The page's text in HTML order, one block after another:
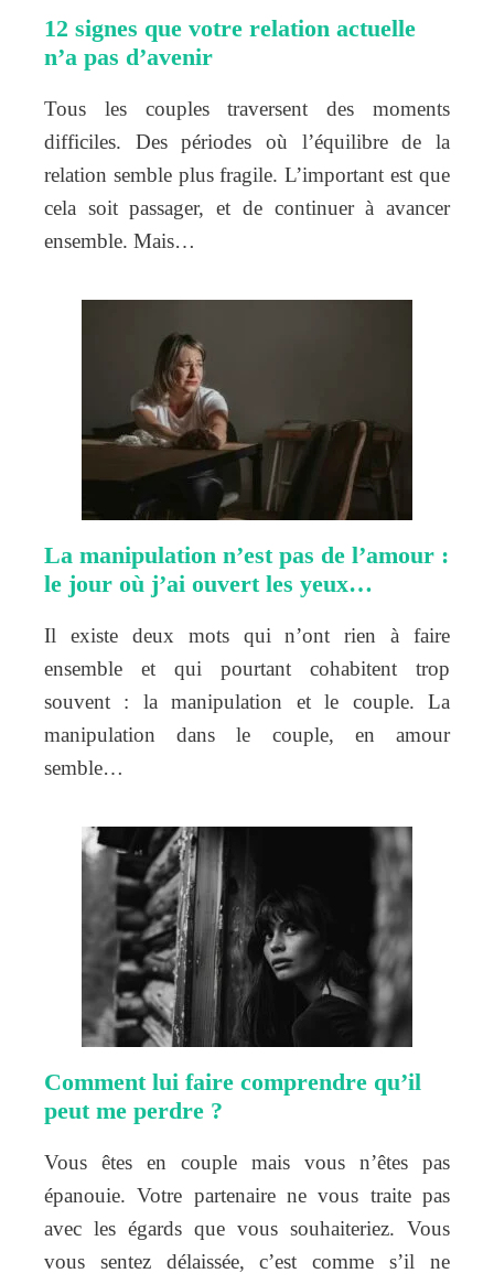
12 signes que votre relation actuelle
n’a pas d’avenir
Tous les couples traversent des moments
difficiles. Des périodes où l’équilibre de la
relation semble plus fragile. L’important est que
cela soit passager, et de continuer à avancer
ensemble. Mais…
La manipulation n’est pas de l’amour :
le jour où j’ai ouvert les yeux…
Il existe deux mots qui n’ont rien à faire
ensemble et qui pourtant cohabitent trop
souvent : la manipulation et le couple. La
manipulation dans le couple, en amour
semble…
Comment lui faire comprendre qu’il
peut me perdre ?
Vous êtes en couple mais vous n’êtes pas
épanouie. Votre partenaire ne vous traite pas
avec les égards que vous souhaiteriez. Vous
vous sentez délaissée, c’est comme s’il ne